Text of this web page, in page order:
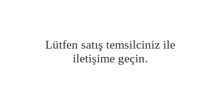
Lütfen satış temsilciniz ile
iletişime geçin.